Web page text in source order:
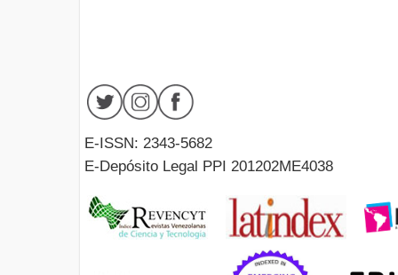
E-ISSN: 2343-5682
E-Depósito Legal PPI 201202ME4038